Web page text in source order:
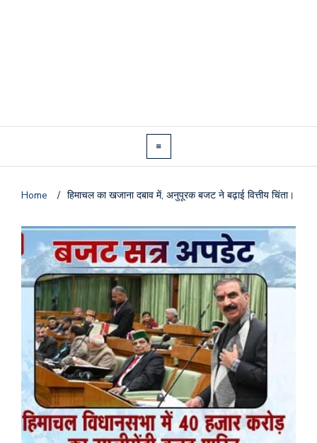
Home / हिमाचल का खजाना दबाव में, अनुपूरक बजट ने बढ़ाई वित्तीय चिंता।